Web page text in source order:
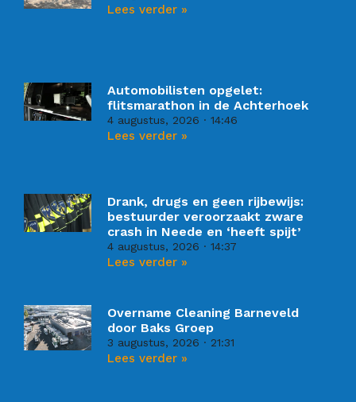
Lees verder »
Automobilisten opgelet:
flitsmarathon in de Achterhoek
4 augustus, 2026 14:46
Lees verder »
Drank, drugs en geen rijbewijs:
bestuurder veroorzaakt zware
crash in Neede en ‘heeft spijt’
4 augustus, 2026 14:37
Lees verder »
Overname Cleaning Barneveld
door Baks Groep
3 augustus, 2026 21:31
Lees verder »